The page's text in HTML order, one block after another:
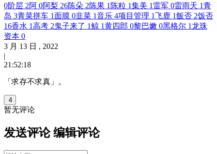
0阶层 2阿 0阿梨 26陈朵 2陈果 1 陈粒 1集美 1雷军 0雷雨天 1青
岛 3青菜拼车 1面膜 0韭菜 1音乐 4项目管理 1飞鹿 1飯否 2饭否
16香水 1高考 2鬼子来了 1鲸 1黄四郎 0黎巴嫩 0黑格尔 1龙珠
资本 0
3 月 13 日 , 2022
|
21:52:18
「求存不求真」。
4
暂无评论
发送评论 编辑评论